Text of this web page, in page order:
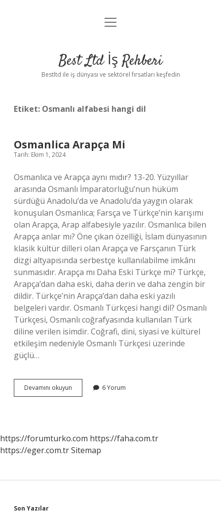
Anasayfa
Yasal Uyarı
menüyü
Best Ltd İş Rehberi
Bestltd ile iş dünyası ve sektörel fırsatları keşfedin
Etiket: Osmanlı alfabesi hangi dil
Osmanlica Arapça Mi
Tarih: Ekim 1, 2024
Osmanlıca ve Arapça aynı mıdır? 13-20. Yüzyıllar
arasında Osmanlı İmparatorluğu’nun hüküm
sürdüğü Anadolu’da ve Anadolu’da yaygın olarak
konuşulan Osmanlıca; Farsça ve Türkçe’nin karışımı
olan Arapça, Arap alfabesiyle yazılır. Osmanlıca bilen
Arapça anlar mı? Öne çıkan özelliği, İslam dünyasının
klasik kültür dilleri olan Arapça ve Farsçanın Türk
dizgi altyapısında serbestçe kullanılabilme imkânı
sunmasıdır. Arapça mı Daha Eski Türkçe mi? Türkçe,
Arapça’dan daha eski, daha derin ve daha zengin bir
dildir. Türkçe’nin Arapça’dan daha eski yazılı
belgeleri vardır. Osmanlı Türkçesi hangi dil? Osmanlı
Türkçesi, Osmanlı coğrafyasında kullanılan Türk
diline verilen isimdir. Coğrafi, dini, siyasi ve kültürel
etkileşim nedeniyle Osmanlı Türkçesi üzerinde
güçlü…
Devamını okuyun Osmanlica
Arapça
6 Yorum
https://forumturko.com https://faha.com.tr
https://eger.com.trSitemap
Son Yazılar